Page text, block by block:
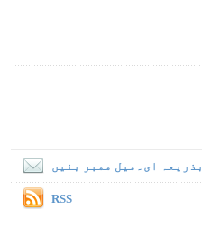
بذریعہ ای۔میل ممبر بنیں
RSS